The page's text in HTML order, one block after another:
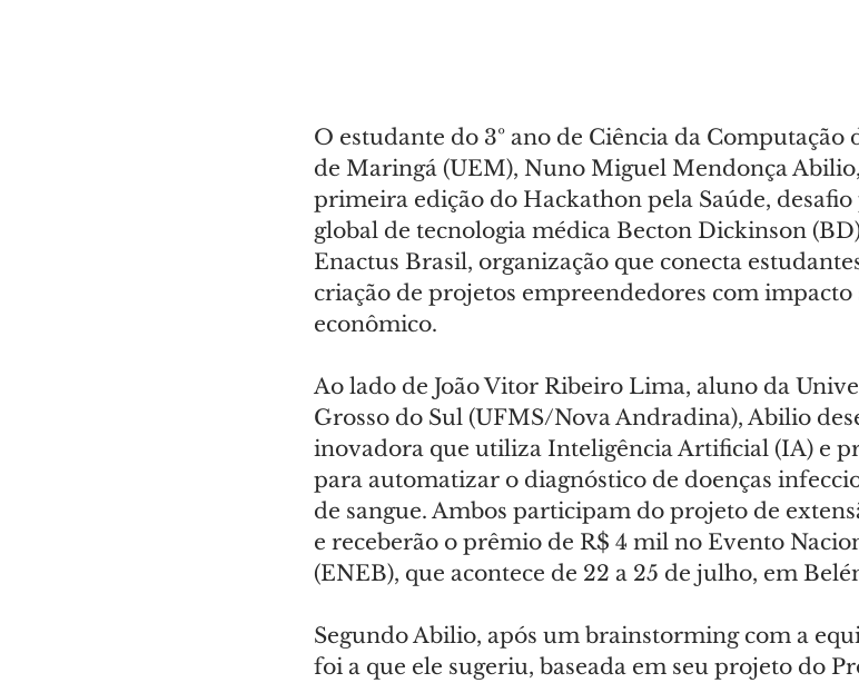
O estudante do 3º ano de Ciência da
de Maringá (UEM), Nuno Miguel Mendonça
primeira edição do Hackathon pela Saúde,
global de tecnologia médica Becton Dickinson
Enactus Brasil, organização que conecta
criação de projetos empreendedores com impacto
econômico.
Ao lado de João Vitor Ribeiro Lima, aluno da
Grosso do Sul (UFMS/Nova Andradina), Abilio
inovadora que utiliza Inteligência Artificial (IA) e
para automatizar o diagnóstico de doenças
de sangue. Ambos participam do projeto de
e receberão o prêmio de R$ 4 mil no Evento
(ENEB), que acontece de 22 a 25 de julho, em
Segundo Abilio, após um brainstorming com a
foi a que ele sugeriu, baseada em seu projeto do